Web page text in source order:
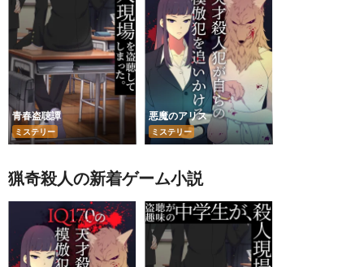
青春盗聴譚
ミステリー
悪魔のアリス
ミステリー
猟奇殺人の新着ゲーム小説